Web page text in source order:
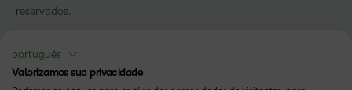
reservados.
português
Valorizamos sua privacidade